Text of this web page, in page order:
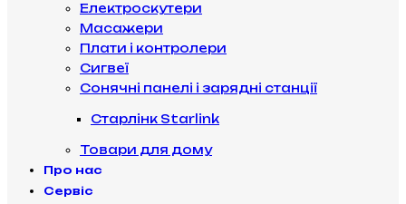
Електроскутери
Масажери
Плати і контролери
Сигвеї
Сонячні панелі і зарядні станції
Старлінк Starlink
Товари для дому
Про нас
Сервіс